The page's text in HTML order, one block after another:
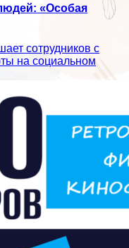
«Особая
сотрудников с
на социальном